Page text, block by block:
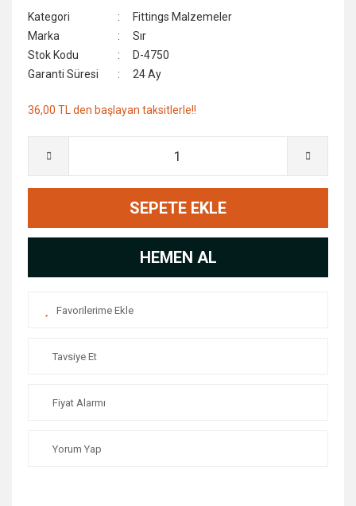
Kategori
Fittings Malzemeler
Marka
Sır
Stok Kodu
D-4750
Garanti Süresi
24 Ay
36,00 TL den başlayan taksitlerle!!
SEPETE EKLE
HEMEN AL
Tavsiye Et
Fiyat Alarmı
Yorum Yap